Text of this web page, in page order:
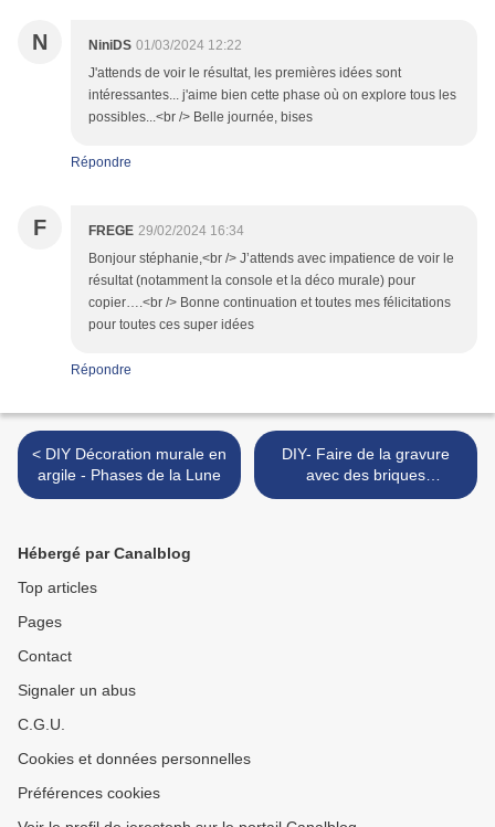
N NiniDS 01/03/2024 12:22
J'attends de voir le résultat, les premières idées sont
intéressantes... j'aime bien cette phase où on explore tous les
possibles...<br /> Belle journée, bises
Répondre
F FREGE 29/02/2024 16:34
Bonjour stéphanie,<br /> J’attends avec impatience de voir le
résultat (notamment la console et la déco murale) pour
copier….<br /> Bonne continuation et toutes mes félicitations
pour toutes ces super idées
Répondre
< DIY Décoration murale en
argile - Phases de la Lune
DIY- Faire de la gravure
avec des briques
alimentaires >
Hébergé par Canalblog
Top articles
Pages
Contact
Signaler un abus
C.G.U.
Cookies et données personnelles
Préférences cookies